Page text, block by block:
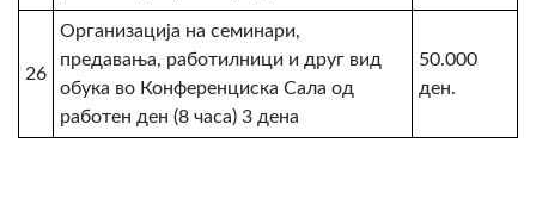
26
Организација на семинари,
предавања, работилници и друг вид
обука во Конференциска Сала од
работен ден (8 часа) 3 дена
50.000
ден.